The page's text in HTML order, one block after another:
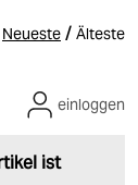
Neueste / Älteste
ist
einloggen